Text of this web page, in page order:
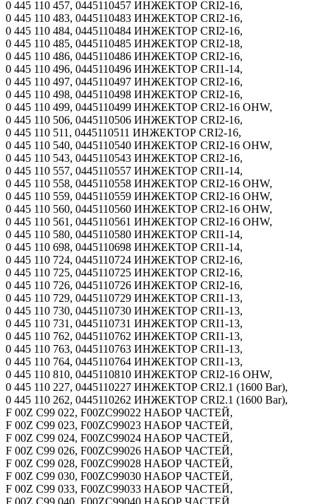
0 445 110 457, 0445110457 ИНЖЕКТОР CRI2-16,
0 445 110 483, 0445110483 ИНЖЕКТОР CRI2-16,
0 445 110 484, 0445110484 ИНЖЕКТОР CRI2-16,
0 445 110 485, 0445110485 ИНЖЕКТОР CRI2-18,
0 445 110 486, 0445110486 ИНЖЕКТОР CRI2-16,
0 445 110 496, 0445110496 ИНЖЕКТОР CRI1-14,
0 445 110 497, 0445110497 ИНЖЕКТОР CRI2-16,
0 445 110 498, 0445110498 ИНЖЕКТОР CRI2-16,
0 445 110 499, 0445110499 ИНЖЕКТОР CRI2-16 OHW,
0 445 110 506, 0445110506 ИНЖЕКТОР CRI2-16,
0 445 110 511, 0445110511 ИНЖЕКТОР CRI2-16,
0 445 110 540, 0445110540 ИНЖЕКТОР CRI2-16 OHW,
0 445 110 543, 0445110543 ИНЖЕКТОР CRI2-16,
0 445 110 557, 0445110557 ИНЖЕКТОР CRI1-14,
0 445 110 558, 0445110558 ИНЖЕКТОР CRI2-16 OHW,
0 445 110 559, 0445110559 ИНЖЕКТОР CRI2-16 OHW,
0 445 110 560, 0445110560 ИНЖЕКТОР CRI2-16 OHW,
0 445 110 561, 0445110561 ИНЖЕКТОР CRI2-16 OHW,
0 445 110 580, 0445110580 ИНЖЕКТОР CRI1-14,
0 445 110 698, 0445110698 ИНЖЕКТОР CRI1-14,
0 445 110 724, 0445110724 ИНЖЕКТОР CRI2-16,
0 445 110 725, 0445110725 ИНЖЕКТОР CRI2-16,
0 445 110 726, 0445110726 ИНЖЕКТОР CRI2-16,
0 445 110 729, 0445110729 ИНЖЕКТОР CRI1-13,
0 445 110 730, 0445110730 ИНЖЕКТОР CRI1-13,
0 445 110 731, 0445110731 ИНЖЕКТОР CRI1-13,
0 445 110 762, 0445110762 ИНЖЕКТОР CRI1-13,
0 445 110 763, 0445110763 ИНЖЕКТОР CRI1-13,
0 445 110 764, 0445110764 ИНЖЕКТОР CRI1-13,
0 445 110 810, 0445110810 ИНЖЕКТОР CRI2-16 OHW,
0 445 110 227, 0445110227 ИНЖЕКТОР CRI2.1 (1600 Bar),
0 445 110 262, 0445110262 ИНЖЕКТОР CRI2.1 (1600 Bar),
F 00Z C99 022, F00ZC99022 НАБОР ЧАСТЕЙ,
F 00Z C99 023, F00ZC99023 НАБОР ЧАСТЕЙ,
F 00Z C99 024, F00ZC99024 НАБОР ЧАСТЕЙ,
F 00Z C99 026, F00ZC99026 НАБОР ЧАСТЕЙ,
F 00Z C99 028, F00ZC99028 НАБОР ЧАСТЕЙ,
F 00Z C99 030, F00ZC99030 НАБОР ЧАСТЕЙ,
F 00Z C99 033, F00ZC99033 НАБОР ЧАСТЕЙ,
F 00Z C99 040, F00ZC99040 НАБОР ЧАСТЕЙ,